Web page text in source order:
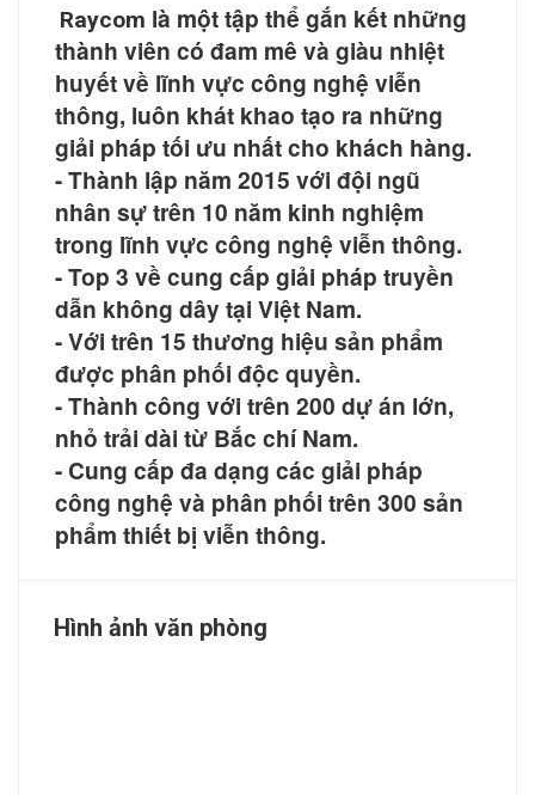
Raycom là một tập thể gắn kết những
thành viên có đam mê và giàu nhiệt
huyết về lĩnh vực công nghệ viễn
thông, luôn khát khao tạo ra những
giải pháp tối ưu nhất cho khách hàng.
- Thành lập năm 2015 với đội ngũ
nhân sự trên 10 năm kinh nghiệm
trong lĩnh vực công nghệ viễn thông.
- Top 3 về cung cấp giải pháp truyền
dẫn không dây tại Việt Nam.
- Với trên 15 thương hiệu sản phẩm
được phân phối độc quyền.
- Thành công với trên 200 dự án lớn,
nhỏ trải dài từ Bắc chí Nam.
- Cung cấp đa dạng các giải pháp
công nghệ và phân phối trên 300 sản
phẩm thiết bị viễn thông.
Hình ảnh văn phòng